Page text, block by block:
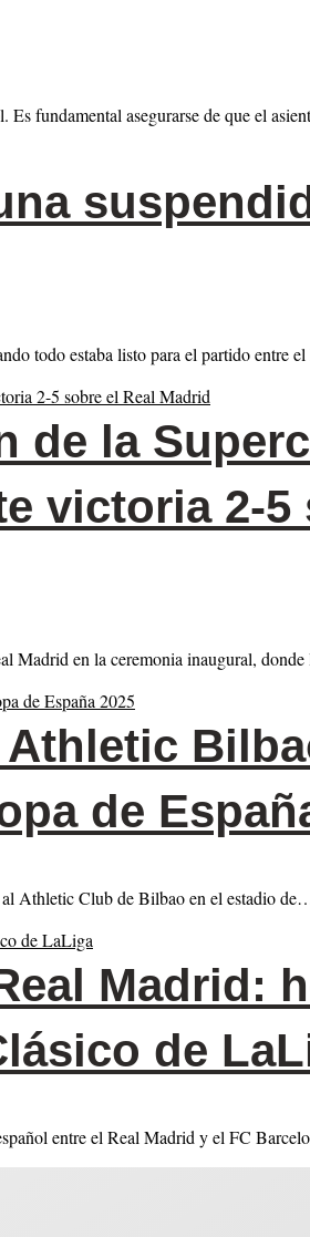
fundamental asegurarse de que el
todo estaba listo para el partido entre
de la
victoria 2-5
Madrid en la ceremonia inaugural,
de
Athletic Club de Bilbao en el estadio
Madrid:
de
entre el Real Madrid y el FC